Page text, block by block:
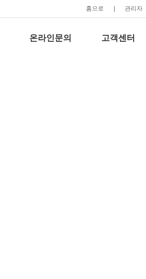
홈으로 관리자
온라인문의 고객센터